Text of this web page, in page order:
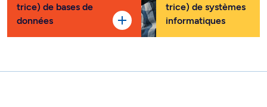
trice) de bases de
données
trice) de systèmes
informatiques